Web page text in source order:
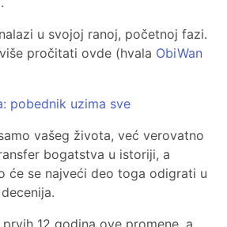
u svojoj ranoj, početnoj fazi.
pročitati ovde (hvala ObiWan
pobednik uzima sve
vašeg života, već verovatno
bogatstva u istoriji, a
će se najveći deo toga odigrati u